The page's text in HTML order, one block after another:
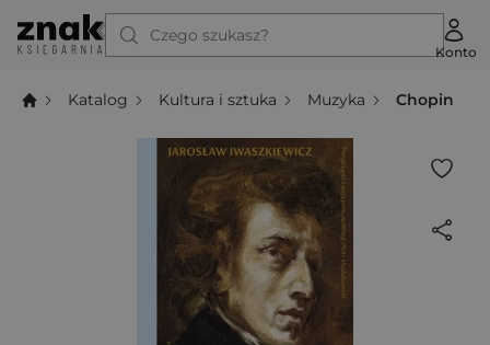
Czego szukasz?
Konto
Katalog Kultura i sztuka Muzyka Chopin